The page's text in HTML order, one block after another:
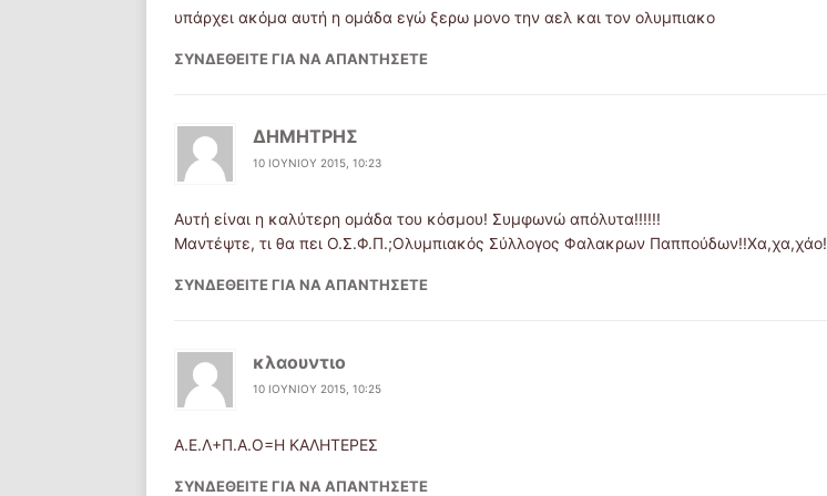
υπάρχει ακόμα αυτή η ομάδα εγώ ξερω μονο την αελ και τον ολυμπιακο
ΣΥΝΔΕΘΕΊΤΕ ΓΙΑ ΝΑ ΑΠΑΝΤΉΣΕΤΕ
ΔΗΜΗΤΡΗΣ
10 ΙΟΥΝΊΟΥ 2015, 10:23
Αυτή είναι η καλύτερη ομάδα του κόσμου! Συμφωνώ απόλυτα!!!!!!
Μαντέψτε, τι θα πει Ο.Σ.Φ.Π.;Ολυμπιακός Σύλλογος Φαλακρων Παππούδων!!Χα,χα,χάο!
ΣΥΝΔΕΘΕΊΤΕ ΓΙΑ ΝΑ ΑΠΑΝΤΉΣΕΤΕ
κλαουντιο
10 ΙΟΥΝΊΟΥ 2015, 10:25
Α.Ε.Λ+Π.Α.Ο=Η ΚΑΛΗΤΕΡΕΣ
ΣΥΝΔΕΘΕΊΤΕ ΓΙΑ ΝΑ ΑΠΑΝΤΉΣΕΤΕ